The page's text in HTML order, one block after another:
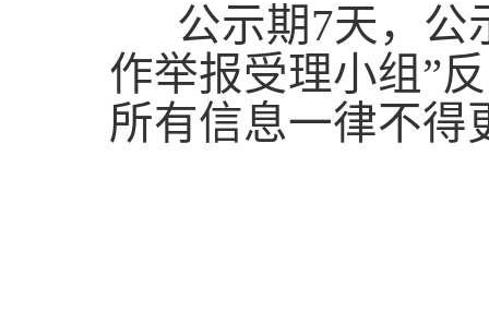
公示期7天，公
作举报受理小组 ”
所有信息一律不得